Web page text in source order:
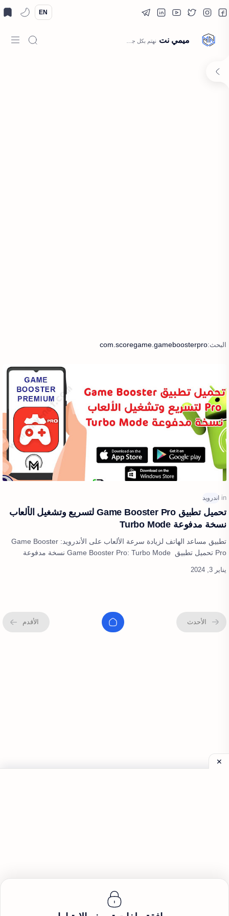
EN
ميمي نت
com.scoregame.gameboosterpro
تحميل تطبيق Game Booster Pro لتسريع وتشغيل الألعاب
نسخة مدفوعة Turbo Mode
تطبيق مساعد الهاتف لزيادة سرعة الألعاب على الأندرويد: Game Booster
Pro تحميل تطبيق Game Booster Pro: Turbo Mode نسخة مدفوعة